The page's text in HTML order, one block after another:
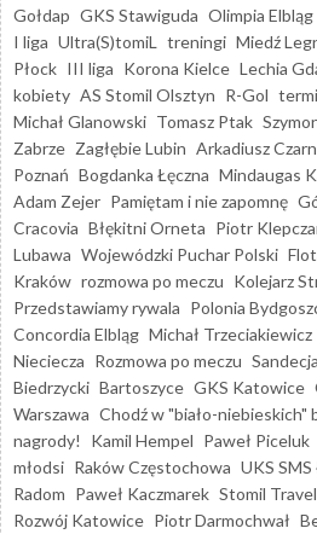
Gołdap GKS Stawiguda Olimpia Elbląg
I liga Ultra(S)tomiL treningi Miedź
Płock III liga Korona Kielce Lechia
kobiety AS Stomil Olsztyn R-Gol
Michał Glanowski Tomasz Ptak
Zabrze Zagłębie Lubin Arkadiusz
Poznań Bogdanka Łęczna Mindaugas
Adam Zejer Pamiętam i nie zapomnę
Cracovia Błękitni Orneta Piotr
Lubawa Wojewódzki Puchar Polski
Kraków rozmowa po meczu Kolejarz
Przedstawiamy rywala Polonia
Concordia Elbląg Michał Trzeciakiewicz
Nieciecza Rozmowa po meczu
Biedrzycki Bartoszyce GKS Katowice
Warszawa Chodź w "biało-niebieskich"
nagrody!
Kamil Hempel Paweł Piceluk
młodsi Raków Częstochowa UKS SMS
Radom Paweł Kaczmarek Stomil Travel
Rozwój Katowice Piotr Darmochwał